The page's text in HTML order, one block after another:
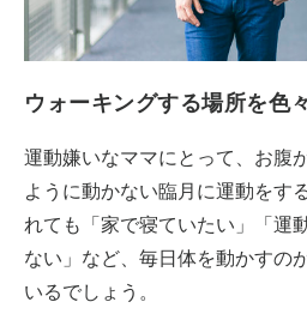
ウォーキングする場所を色
運動嫌いなママにとって、お腹
ように動かない臨月に運動をす
れても「家で寝ていたい」「運
ない」など、毎日体を動かすの
いるでしょう。